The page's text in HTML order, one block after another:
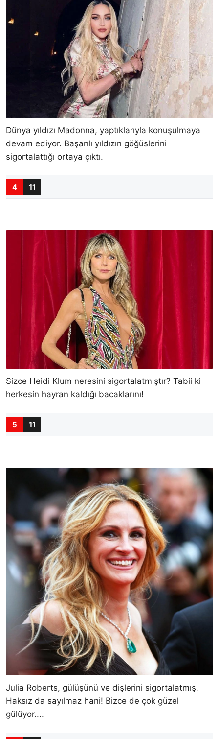
Dünya yıldızı Madonna, yaptıklarıyla konuşulmaya
devam ediyor. Başarılı yıldızın göğüslerini
sigortalattığı ortaya çıktı.
4 11
Sizce Heidi Klum neresini sigortalatmıştır? Tabii ki
herkesin hayran kaldığı bacaklarını!
5 11
Julia Roberts, gülüşünü ve dişlerini sigortalatmış.
Haksız da sayılmaz hani! Bizce de çok güzel
gülüyor....